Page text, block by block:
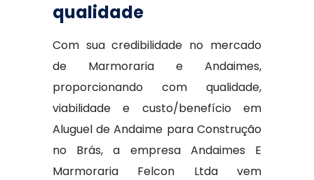
qualidade
Com sua credibilidade no mercado
de Marmoraria e Andaimes,
proporcionando com qualidade,
viabilidade e custo/benefício em
Aluguel de Andaime para Construção
no Brás, a empresa Andaimes E
Marmoraria Felcon Ltda vem